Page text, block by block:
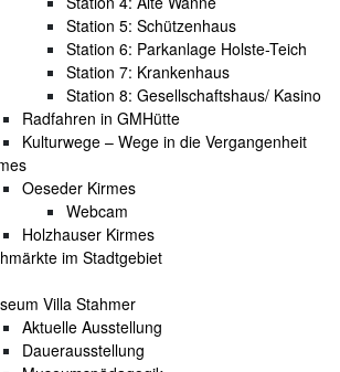
Station 5: Schützenhaus
Station 6: Parkanlage Holste-Teich
Station 7: Krankenhaus
Station 8: Gesellschaftshaus/ Kasino
Radfahren in GMHütte
Kulturwege – Wege in die Vergangenheit
Oeseder Kirmes
Webcam
Holzhauser Kirmes
im Stadtgebiet
Villa Stahmer
Aktuelle Ausstellung
Dauerausstellung